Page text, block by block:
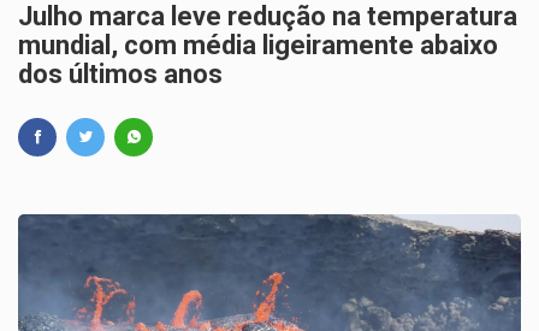
Julho marca leve redução na temperatura
mundial, com média ligeiramente abaixo
dos últimos anos